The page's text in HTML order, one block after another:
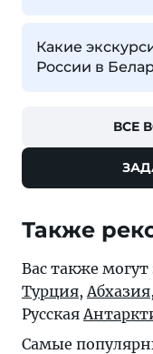
Какие
России в
ВСЕ
Также
Вас также могут
Турция, Абхазия,
Русская
Самые